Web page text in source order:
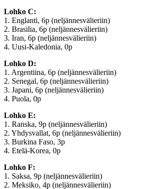
Lohko C:
1. Englanti, 6p (neljännesvälieriin)
2. Brasilia, 6p (neljännesvälieriin)
3. Iran, 6p (neljännesvälieriin)
4. Uusi-Kaledonia, 0p
Lohko D:
1. Argentiina, 6p (neljännesvälieriin)
2. Senegal, 6p (neljännesvälieriin)
3. Japani, 6p (neljännesvälieriin)
4. Puola, 0p
Lohko E:
1. Ranska, 9p (neljännesvälieriin)
2. Yhdysvallat, 6p (neljännesvälieriin)
3. Burkina Faso, 3p
4. Etelä-Korea, 0p
Lohko F:
1. Saksa, 9p (neljännesvälieriin)
2. Meksiko, 4p (neljännesvälieriin)